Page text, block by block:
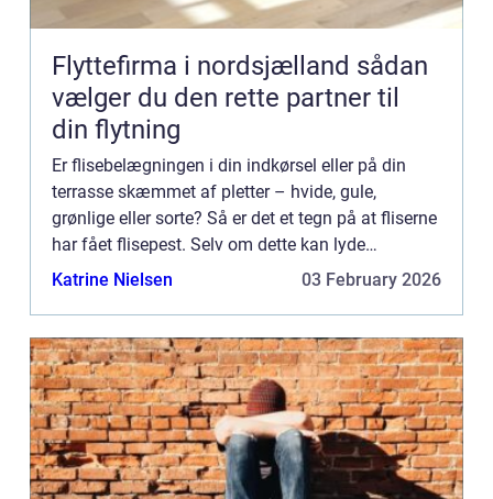
Flyttefirma i nordsjælland sådan
vælger du den rette partner til
din flytning
Er flisebelægningen i din indkørsel eller på din
terrasse skæmmet af pletter – hvide, gule,
grønlige eller sorte? Så er det et tegn på at fliserne
har fået flisepest. Selv om dette kan lyde
voldsomt er der ikke noget at være direkte nervøs
Katrine Nielsen 03 February 2026